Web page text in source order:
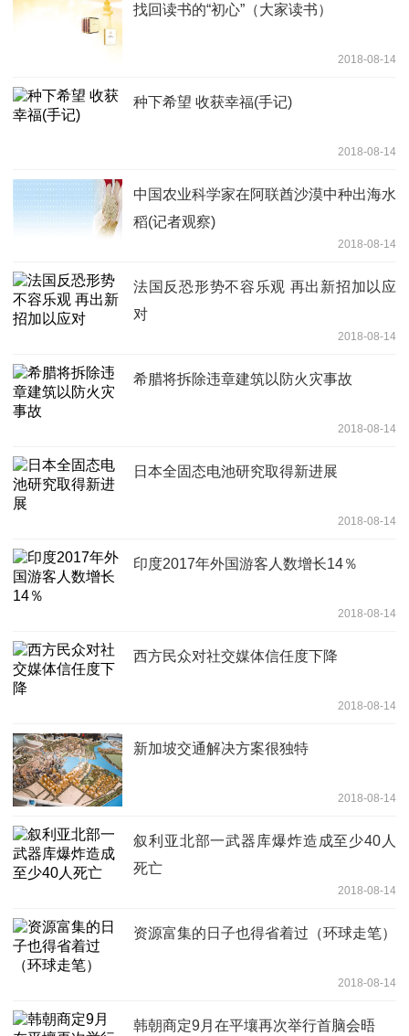
找回读书的“初心”（大家读书）
2018-08-14
种下希望 收获幸福(手记)
2018-08-14
中国农业科学家在阿联酋沙漠中种出海水
稻(记者观察)
2018-08-14
法国反恐形势不容乐观 再出新招加以应
对
2018-08-14
希腊将拆除违章建筑以防火灾事故
2018-08-14
日本全固态电池研究取得新进展
2018-08-14
印度2017年外国游客人数增长14％
2018-08-14
西方民众对社交媒体信任度下降
2018-08-14
新加坡交通解决方案很独特
2018-08-14
叙利亚北部一武器库爆炸造成至少40人
死亡
2018-08-14
资源富集的日子也得省着过（环球走笔）
2018-08-14
韩朝商定9月在平壤再次举行首脑会晤